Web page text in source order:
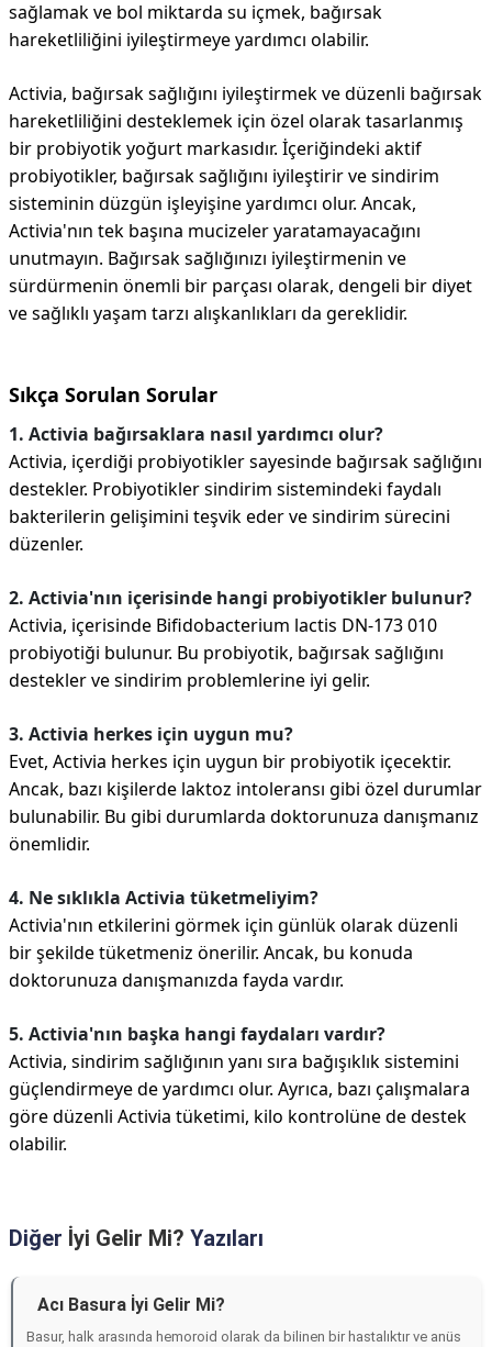
sağlamak ve bol miktarda su içmek, bağırsak
hareketliliğini iyileştirmeye yardımcı olabilir.
Activia, bağırsak sağlığını iyileştirmek ve düzenli bağırsak
hareketliliğini desteklemek için özel olarak tasarlanmış
bir probiyotik yoğurt markasıdır. İçeriğindeki aktif
probiyotikler, bağırsak sağlığını iyileştirir ve sindirim
sisteminin düzgün işleyişine yardımcı olur. Ancak,
Activia'nın tek başına mucizeler yaratamayacağını
unutmayın. Bağırsak sağlığınızı iyileştirmenin ve
sürdürmenin önemli bir parçası olarak, dengeli bir diyet
ve sağlıklı yaşam tarzı alışkanlıkları da gereklidir.
Sıkça Sorulan Sorular
1. Activia bağırsaklara nasıl yardımcı olur?
Activia, içerdiği probiyotikler sayesinde bağırsak sağlığını
destekler. Probiyotikler sindirim sistemindeki faydalı
bakterilerin gelişimini teşvik eder ve sindirim sürecini
düzenler.
2. Activia'nın içerisinde hangi probiyotikler bulunur?
Activia, içerisinde Bifidobacterium lactis DN-173 010
probiyotiği bulunur. Bu probiyotik, bağırsak sağlığını
destekler ve sindirim problemlerine iyi gelir.
3. Activia herkes için uygun mu?
Evet, Activia herkes için uygun bir probiyotik içecektir.
Ancak, bazı kişilerde laktoz intoleransı gibi özel durumlar
bulunabilir. Bu gibi durumlarda doktorunuza danışmanız
önemlidir.
4. Ne sıklıkla Activia tüketmeliyim?
Activia'nın etkilerini görmek için günlük olarak düzenli
bir şekilde tüketmeniz önerilir. Ancak, bu konuda
doktorunuza danışmanızda fayda vardır.
5. Activia'nın başka hangi faydaları vardır?
Activia, sindirim sağlığının yanı sıra bağışıklık sistemini
güçlendirmeye de yardımcı olur. Ayrıca, bazı çalışmalara
göre düzenli Activia tüketimi, kilo kontrolüne de destek
olabilir.
Diğer İyi Gelir Mi? Yazıları
Acı Basura İyi Gelir Mi?
Basur, halk arasında hemoroid olarak da bilinen bir hastalıktır ve anüs